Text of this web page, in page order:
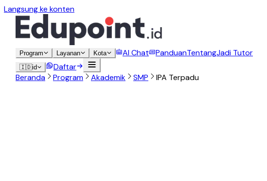
Langsung ke konten
Program Layanan Kota AI Chat PanduanTentangJadi Tutor
🇮🇩id
Daftar
Beranda
Program Akademik SMP IPA Terpadu